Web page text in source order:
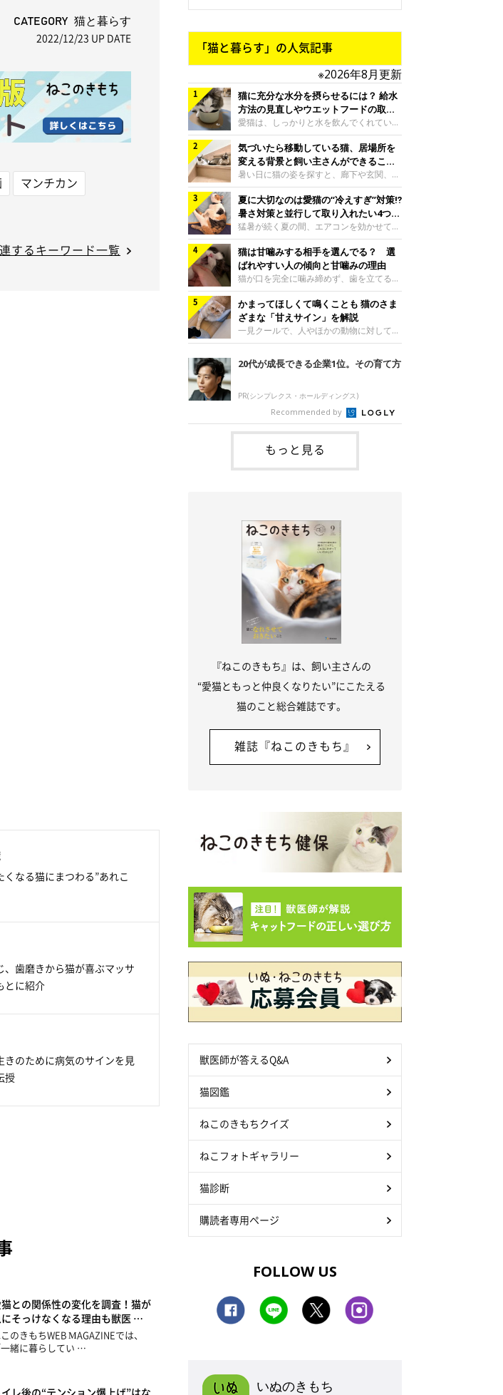
CATEGORY 猫と暮らす
2022/12/23 UP DATE
マンチカン
するキーワード一覧
くなる猫にまつわる”あれこ
、歯磨きから猫が喜ぶマッサ
とに紹介
きのために病気のサインを見
授
との関係性の変化を調査！猫が
そっけなくなる理由も獣医 …
のきもちWEB MAGAZINEでは、
一緒に暮らしてい …
イレ後の“テンション爆上げ”はな
「猫と暮らす」の人気記事
※2026年8月更新
猫に充分な水分を摂らせるには？ 給水
方法の見直しやウエットフードの取り
入れ方を解説
愛猫は、しっかりと水を飲んでくれていま
すか？ 夏場はエアコンで室内が涼しいこ
ともあり、猫があまり水を飲まないこと
も。積極的に水分を摂らせるためには、給
水方法を見直したり、フードから水分を摂
らせたりする方法があります。今回は獣医
師の重本仁先生に、猫に水分を摂らせるた
めにできるためできる工夫を教えていただ
きました。ボウルの高さを愛猫の好みにね
このきもち投稿写真ギャラリー水飲みボウ
ルの高さは、猫が飲むときに頭が胃より下
にならないように設定すると飲みやすいで
しょう。首を深く折り曲げずに済むため、
関節や食道への負
気づいたら移動している猫、居場所を
変える背景と飼い主さんができること
を獣医師が解説
暑い日に猫の姿を探すと、廊下や玄関、床
の上など、さっきまでとは違う場所にいる
ことがあります。何度も移動しているよう
に見えると、落ち着かないのかな、暑さで
つらいのかなと気になる場面もあるでしょ
う。猫が居場所を変える理由や、飼い主さ
んが整えたい環境などについて、ねこのき
もち獣医師相談室の山口みき先生に伺いま
した。 移動は、猫なりの快適さ選びねこ
のきもち投稿写真ギャラリー猫は家の中
で、自分にとって過ごしやすい場所を見つ
けるのが得意な動物です。 暑い季節に
は、風通しのよい場所やひんやりした床、
熱がこもりにくい場
夏に大切なのは愛猫の“冷えすぎ”対策⁉
暑さ対策と並行して取り入れたい4つの
工夫
猛暑が続く夏の間、エアコンを効かせて室
内を冷やしますよね。しかし、人にとって
は快適な温度でも、猫にとっては温度が低
すぎることも。暑さ対策と並行して、冷え
すぎ対策もしっかりと行うことが大切で
す。今回は獣医師の重本仁先生に、猫の冷
えすぎを防ぐ4つの対策を教えていただき
ました。（1） 冷房の効いていない部屋に
行き来できるようにするねこのきもち投稿
写真ギャラリー猫が寒いと感じたときに、
ましょう。冷房の効いていない部屋や廊下
が通れる程度に
猫は甘噛みする相手を選んでる？ 選
ばれやすい人の傾向と甘噛みの理由
猫が口を完全に噛み締めず、歯を立てる程
度に噛む“甘噛み”。遊びやスキンシップの
ときに繰り出すことがありますが、同じ家
族でも噛まれる頻度に違いがあると感じる
ことも。ねこのきもちWEB MAGAZINEで
は、飼い主さんたちにアンケートを実施
し、愛猫が甘噛みする相手を選んでいると
感じる状況を教えてもらいました。また、
には、実際に猫は甘噛みする相手を選んで
いるのか、その真相をお聞きします。約6
割の飼い主さんが「甘噛みする相手を選ん
でいる」と感じていた※2026年5月実施
かまってほしくて鳴くことも 猫のさま
ざまな「甘えサイン」を解説
一見クールで、人やほかの動物に対してあ
まり求めないように見える猫。しかし、実
は甘えん坊な性格の猫も少なくありませ
ん。今回は猫たちが出している“甘えサイ
アニマルサイエンス学科准教授の加隈良枝
先生に教えていただきました。鳴くのは、
かまってほしいサインねこのきもち投稿写
真ギャラリーもともと、子猫が親猫に対し
てお世話を求めるときに鳴き声を使いま
す。子猫なので「ニャー」よりもややか細
い「ミャア」といった鳴き声になります
20代が成長できる企業1位。その育て方
PR(シンプレクス・ホールディングス)
Recommended by
もっと見る
『ねこのきもち』は、飼い主さんの
“愛猫ともっと仲良くなりたい”にこたえる
猫のこと総合雑誌です。
雑誌『ねこのきもち』
獣医師が答えるQ&A
猫図鑑
ねこのきもちクイズ
ねこフォトギャラリー
猫診断
購読者専用ページ
FOLLOW US
いぬのきもち